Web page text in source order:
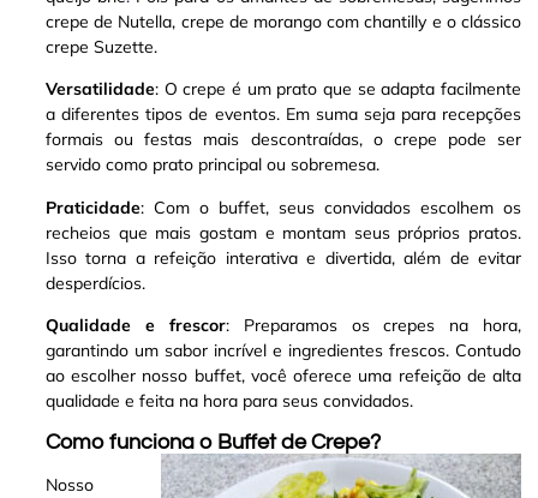
crepe de Nutella, crepe de morango com chantilly e o clássico
crepe Suzette.
Versatilidade: O crepe é um prato que se adapta facilmente
a diferentes tipos de eventos. Em suma seja para recepções
formais ou festas mais descontraídas, o crepe pode ser
servido como prato principal ou sobremesa.
Praticidade: Com o buffet, seus convidados escolhem os
recheios que mais gostam e montam seus próprios pratos.
Isso torna a refeição interativa e divertida, além de evitar
desperdícios.
Qualidade e frescor: Preparamos os crepes na hora,
garantindo um sabor incrível e ingredientes frescos. Contudo
ao escolher nosso buffet, você oferece uma refeição de alta
qualidade e feita na hora para seus convidados.
Como funciona o Buffet de Crepe?
Nosso